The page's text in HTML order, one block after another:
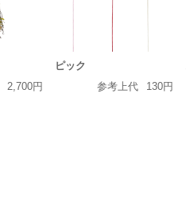
2,700円
ピック
参考上代
130円